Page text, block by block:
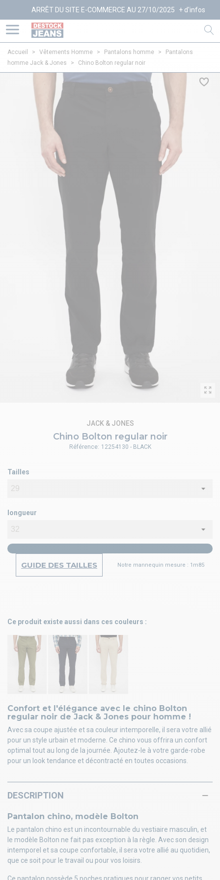
ARRÊT DU SITE E-COMMERCE AU 27/10/2025 + d'infos
Accueil > Vêtements Homme > Pantalons homme >
Pantalons
homme Jack & Jones
> Chino Bolton regular noir
Chino Bolton regular noir
JACK & JONES
Confort et l'élégance avec le chino Bolton
regular noir de Jack & Jones pour homme !
Avec sa coupe ajustée et sa couleur intemporelle, il sera votre allié
pour un style urbain et moderne. Ce chino vous offrira un confort
optimal tout au long de la journée. Ajoutez-le à votre garde-robe
pour un look tendance et décontracté en toutes occasions.
Tailles
longueur
GUIDE DES TAILLES Notre mannequin mesure : 1m85
Référence: 12254130 - BLACK
Ce produit existe aussi dans ces couleurs :
DESCRIPTION
Pantalon chino, modèle Bolton
Le pantalon chino est un incontournable du vestiaire masculin, et
le modèle Bolton ne fait pas exception à la règle. Avec son design
intemporel et sa coupe confortable, il sera votre allié au quotidien,
que ce soit pour le travail ou pour vos loisirs.